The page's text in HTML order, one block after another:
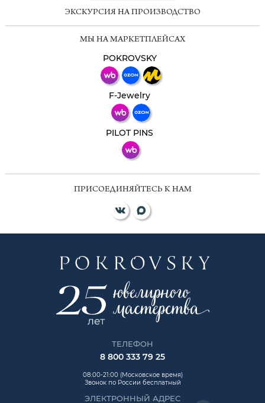
ЭКСКУРСИЯ НА ПРОИЗВОДСТВО
МЫ НА МАРКЕТПЛЕЙСАХ
POKROVSKY
F-Jewelry
PILOT PINS
ПРИСОЕДИНЯЙТЕСЬ К НАМ
ТЕЛЕФОН
8 800 333 79 25
08:00-21:00 (Московское время)
Звонок по России бесплатный
ЭЛЕКТРОННЫЙ АДРЕС